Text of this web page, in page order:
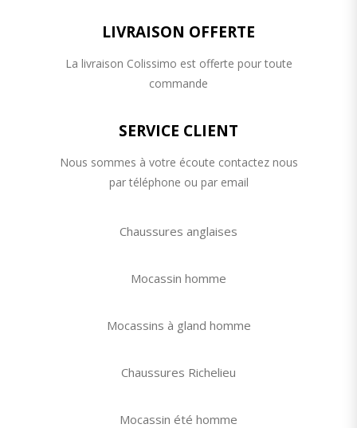
LIVRAISON OFFERTE
La livraison Colissimo est offerte pour toute
commande
SERVICE CLIENT
Nous sommes à votre écoute contactez nous
par téléphone ou par email
Chaussures anglaises
Mocassin homme
Mocassins à gland homme
Chaussures Richelieu
Mocassin été homme